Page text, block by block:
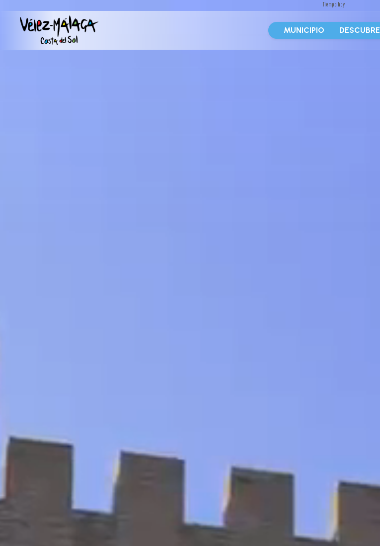
Tiempo hoy
MUNICIPIO DESCUBRE